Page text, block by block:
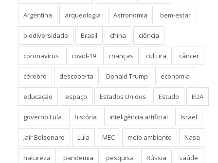
Argentina arqueologia Astronomia bem-estar
biodiversidade Brasil china ciência
coronavírus covid-19 crianças cultura câncer
cérebro descoberta Donald Trump economia
educação espaço Estados Unidos Estudo EUA
governo Lula história inteligência artificial Israel
Jair Bolsonaro Lula MEC meio ambiente Nasa
natureza pandemia pesquisa Rússia saúde